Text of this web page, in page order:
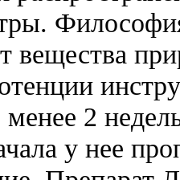
вещества
2
у нее